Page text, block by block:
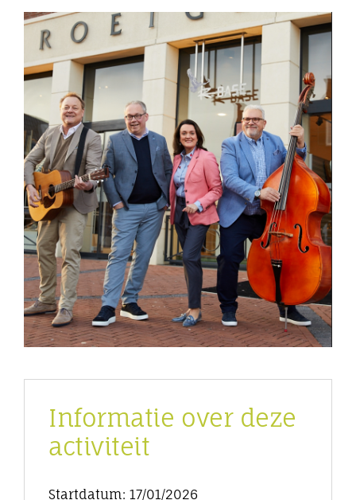
Informatie over deze
activiteit
Startdatum: 17/01/2026